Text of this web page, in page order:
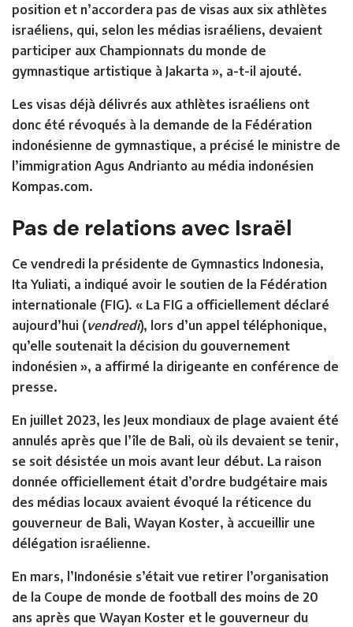
position et n’accordera pas de visas aux six athlètes
israéliens, qui, selon les médias israéliens, devaient
participer aux Championnats du monde de
gymnastique artistique à Jakarta », a-t-il ajouté.
Les visas déjà délivrés aux athlètes israéliens ont
donc été révoqués à la demande de la Fédération
indonésienne de gymnastique, a précisé le ministre de
l’immigration Agus Andrianto au média indonésien
Kompas.com.
Pas de relations avec Israël
Ce vendredi la présidente de Gymnastics Indonesia,
Ita Yuliati, a indiqué avoir le soutien de la Fédération
internationale (FIG). « La FIG a officiellement déclaré
aujourd’hui (vendredi), lors d’un appel téléphonique,
qu’elle soutenait la décision du gouvernement
indonésien », a affirmé la dirigeante en conférence de
presse.
En juillet 2023, les Jeux mondiaux de plage avaient été
annulés après que l’île de Bali, où ils devaient se tenir,
se soit désistée un mois avant leur début. La raison
donnée officiellement était d’ordre budgétaire mais
des médias locaux avaient évoqué la réticence du
gouverneur de Bali, Wayan Koster, à accueillir une
délégation israélienne.
En mars, l’Indonésie s’était vue retirer l’organisation
de la Coupe de monde de football des moins de 20
ans après que Wayan Koster et le gouverneur du